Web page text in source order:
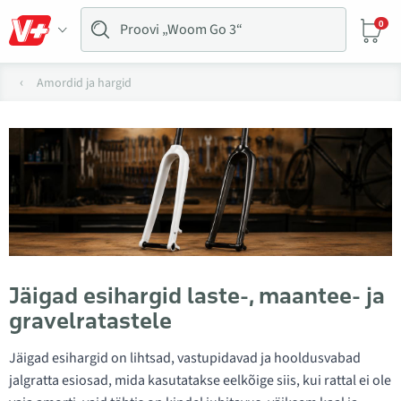
0
Amordid ja hargid
Jäigad esihargid laste-, maantee- ja
gravelratastele
Jäigad esihargid on lihtsad, vastupidavad ja hooldusvabad
jalgratta esiosad, mida kasutatakse eelkõige siis, kui rattal ei ole